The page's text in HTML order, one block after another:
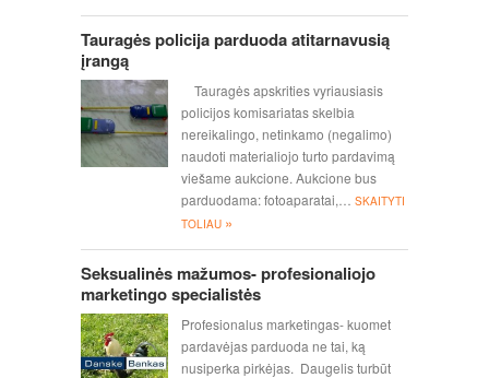
Tauragės policija parduoda atitarnavusią
įrangą
Tauragės apskrities vyriausiasis
policijos komisariatas skelbia
nereikalingo, netinkamo (negalimo)
naudoti materialiojo turto pardavimą
viešame aukcione. Aukcione bus
parduodama: fotoaparatai,…
SKAITYTI
TOLIAU »
Seksualinės mažumos- profesionaliojo
marketingo specialistės
Profesionalus marketingas- kuomet
pardavėjas parduoda ne tai, ką
nusiperka pirkėjas. Daugelis turbūt